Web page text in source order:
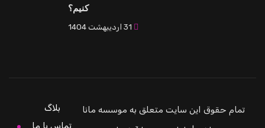
کنیم؟
تمام حقوق این سایت متعلق به موسسه مانا
بلاگ
تماس با ما